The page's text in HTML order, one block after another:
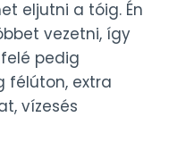
eljutni a tóig. Én
vezetni, így
pedig
félúton, extra
vízesés